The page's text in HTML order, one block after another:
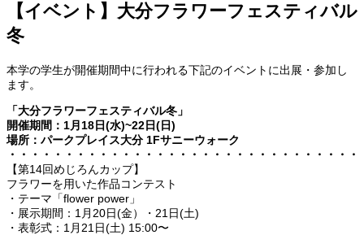
【イベント】大分フラワーフェスティバル
冬
本学の学生が開催期間中に行われる下記のイベントに出展・参加し
ます。
「大分フラワーフェスティバル冬」
開催期間：1月18日(水)~22日(日)
場所：パークプレイス大分 1Fサニーウォーク
・・・・・・・・・・・・・・・・・・・・・・・・・・・・・・・
【第14回めじろんカップ】
フラワーを用いた作品コンテスト
・テーマ「flower power」
・展示期間：1月20日(金）・21日(土)
・表彰式：1月21日(土) 15:00〜